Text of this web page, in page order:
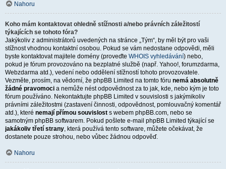
Nahoru
Koho mám kontaktovat ohledně stížnosti a/nebo právních záležitostí
týkajících se tohoto fóra?
Jakýkoliv z administrátorů uvedených na stránce „Tým“, by měl být pro vaši
stížnost vhodnou kontaktní osobou. Pokud se vám nedostane odpovědi, měli
byste kontaktovat majitele domény (proveďte WHOIS vyhledávání) nebo,
pokud je fórum provozováno na bezplatné službě (např. Yahoo!, forumzdarma,
Webzdarma atd.), vedení nebo oddělení stížností tohoto provozovatele.
Vezměte, prosím, na vědomí, že phpBB Limited na tomto fóru nemá absolutně
žádné pravomoci a nemůže nést odpovědnost za to jak, kde, nebo kým je toto
fórum používáno. Nekontaktujte phpBB Limited v souvislosti s jakýmikoliv
právními záležitostmi (zastavení činnosti, odpovědnost, pomlouvačný komentář
atd.), které nemají přímou souvislost s webem phpBB.com, nebo se
samotným phpBB softwarem. Pokud pošlete e-mail phpBB Limited týkající se
jakákoliv třetí strany, která používá tento software, můžete očekávat, že
dostanete pouze strohou, nebo vůbec žádnou odpověď.
Nahoru